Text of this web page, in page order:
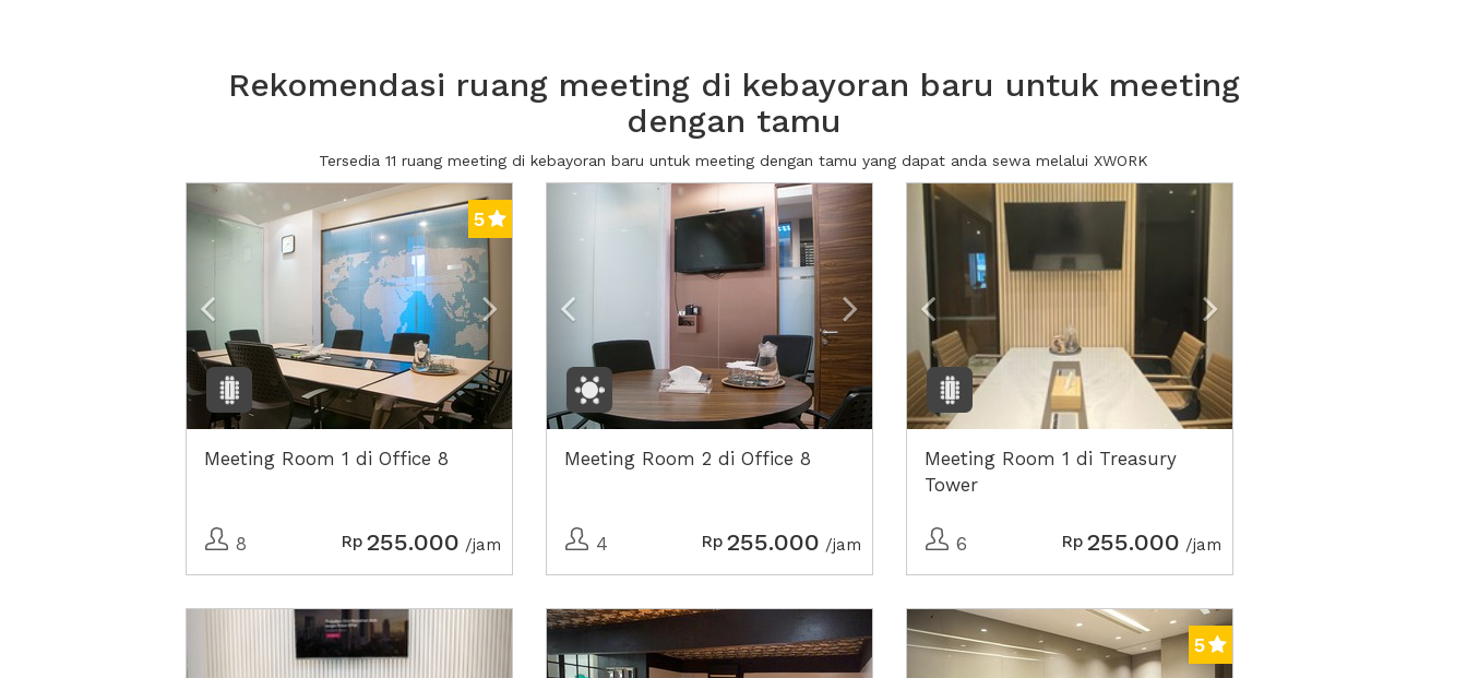
Rekomendasi ruang meeting di kebayoran baru untuk meeting
dengan tamu
Tersedia 11 ruang meeting di kebayoran baru untuk meeting dengan tamu yang dapat anda sewa melalui XWORK
Previous Next2
5
Meeting Room 1 di Office 8
8 Rp 255.000 /jam
Previous Next2
Meeting Room 2 di Office 8
4 Rp 255.000 /jam
Previous Next2
Meeting Room 1 di Treasury
Tower
6 Rp 255.000 /jam
Previous Next2 Previous Next2 Previous Next2
5